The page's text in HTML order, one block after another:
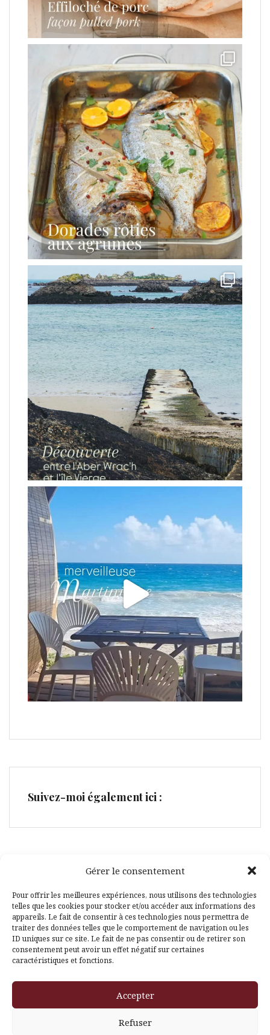
Gérer le consentement
Pour offrir les meilleures expériences, nous utilisons des technologies
telles que les cookies pour stocker et/ou accéder aux informations des
appareils. Le fait de consentir à ces technologies nous permettra de
traiter des données telles que le comportement de navigation ou les
ID uniques sur ce site. Le fait de ne pas consentir ou de retirer son
consentement peut avoir un effet négatif sur certaines
caractéristiques et fonctions.
Accepter
Refuser
Suivez-moi également ici :
Facebook
Pinterest
Themeisle